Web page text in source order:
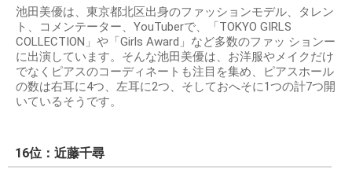
池田美優は、東京都北区出身のファッションモデル、タレン
ト、コメンテーター、YouTuberで、「TOKYO GIRLS
COLLECTION」や「Girls Award」など多数のファッ ションー
に出演しています。そんな池田美優は、お洋服やメイクだけ
でなくピアスのコーディネートも注目を集め、ピアスホール
の数は右耳に4つ、左耳に2つ、そしておへそに1つの計7つ開
いているそうです。
16位：近藤千尋